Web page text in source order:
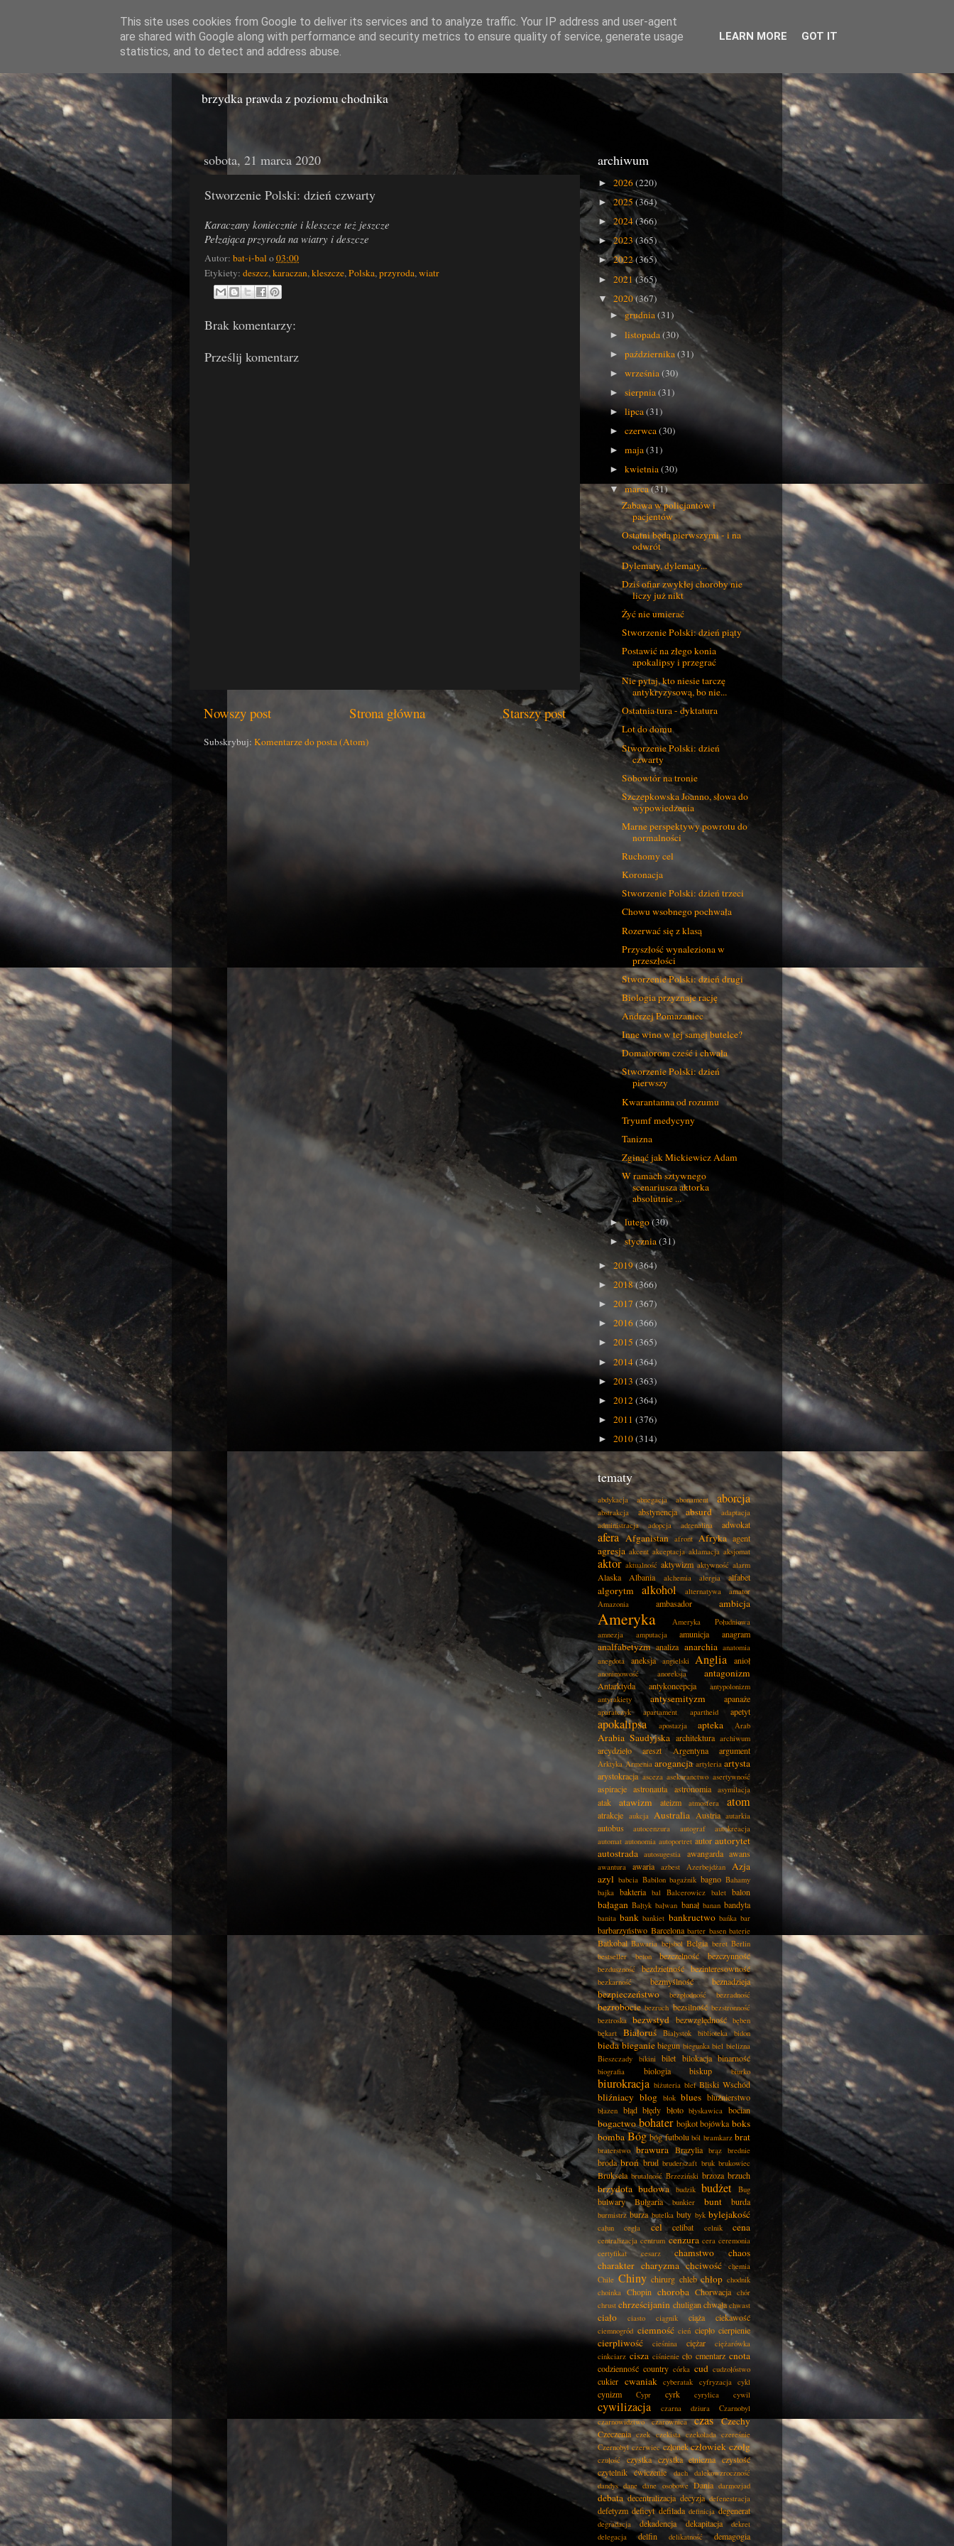
Miasto Gówna
brzydka prawda z poziomu chodnika
sobota, 21 marca 2020
Stworzenie Polski: dzień czwarty
Karaczany koniecznie i kleszcze też jeszcze
Pełzająca przyroda na wiatry i deszcze
Autor: bat-i-bal o03:00
Etykiety: deszcz, karaczan, kleszcze, Polska, przyroda, wiatr
Brak komentarzy:
Prześlij komentarz
Nowszy post Starszy post
Strona główna
Subskrybuj: Komentarze do posta (Atom)
archiwum
► 2026(220)
►2025(364)
► 2024(366)
►2023(365)
►2022(365)
► 2021(365)
▼ 2020(367)
► grudnia(31)
►listopada(30)
►października(31)
►września(30)
►sierpnia(31)
►lipca(31)
►czerwca(30)
►maja(31)
►kwietnia(30)
▼marca(31)
Zabawa w policjantów i
pacjentów
Ostatni będą pierwszymi - i na
odwrót
Dylematy, dylematy...
Dziś ofiar zwykłej choroby nie
liczy już nikt
Żyć nie umierać
Stworzenie Polski: dzień piąty
Postawić na złego konia
apokalipsy i przegrać
Nie pytaj, kto niesie tarczę
antykryzysową, bo nie...
Ostatnia tura - dyktatura
Lot do domu
Stworzenie Polski: dzień
czwarty
Sobowtór na tronie
Szczepkowska Joanno, słowa do
wypowiedzenia
Marne perspektywy powrotu do
normalności
Ruchomy cel
Koronacja
Stworzenie Polski: dzień trzeci
Chowu wsobnego pochwała
Rozerwać się z klasą
Przyszłość wynaleziona w
przeszłości
Stworzenie Polski: dzień drugi
Biologia przyznaje rację
Andrzej Pomazaniec
Inne wino w tej samej butelce?
Domatorom cześć i chwała
Stworzenie Polski: dzień
pierwszy
Kwarantanna od rozumu
Tryumf medycyny
Tanizna
Zginąć jak Mickiewicz Adam
W ramach sztywnego
scenariusza aktorka
absolutnie ...
►lutego(30)
►stycznia(31)
► 2019(364)
► 2018(366)
► 2017 (367)
► 2016(366)
► 2015 (365)
► 2014(364)
► 2013 (363)
► 2012(364)
► 2011 (376)
► 2010(314)
tematy
abdykacja abnegacja abonament aborcja
abstrakcja abstynencja absurd
adaptacja
administracja
adopcja adrenalina adwokat
afera Afganistan afront Afryka agent
agresja akcent akceptacja aklamacja aksjomat
aktor aktualność aktywizm aktywność alarm
Alaska Albania alchemia alergia alfabet
algorytm alkohol alternatywa
amator
Amazonia
ambasador ambicja
Ameryka
Ameryka Południowa
amnezja
amputacja amunicja anagram
analfabetyzm analiza anarchia anatomia
anegdota
aneksja angielski Anglia anioł
anonimowość anoreksja antagonizm
Antarktyda antykoncepcja
antypolonizm
antyrakiety
antysemityzm apanaże
aparatczyk apartament apartheid apetyt
apokalipsa apostazja apteka Arab
Arabia Saudyjska architektura archiwum
arcydzieło areszt Argentyna argument
Arktyka Armenia arogancja artyleria artysta
arystokracja asceza asekuranctwo asertywność
aspiracje astronauta astronomia asymilacja
atak atawizm ateizm atmosfera atom
atrakcje aukcja Australia Austria autarkia
autobus autocenzura autograf
autokreacja
automat autonomia autoportret autor autorytet
autostrada autosugestia awangarda awans
awantura awaria azbest Azerbejdżan
Azja
azyl babcia Babilon bagażnik bagno Bahamy
bajka bakteria bal Balcerowicz balet balon
bałagan Bałtyk bałwan banał banan bandyta
banita bank bankiet bankructwo bańka bar
barbarzyństwo Barcelona barter basen baterie
Batkobal Bawaria bejsbol Belgia beret Berlin
bestseller
beton bezczelność bezczynność
bezduszność bezdzietność bezinteresowność
bezkarność bezmyślność beznadzieja
bezpieczeństwo bezpłodność bezradność
bezrobocie bezruch bezsilność bezstronność
beztroska bezwstyd bezwzględność bęben
bękart
Białoruś Białystok biblioteka bidon
bieda bieganie biegun biegunka biel bielizna
Bieszczady
bikini bilet bilokacja binarność
biografia biologia biskup biurko
biurokracja biżuteria blef Bliski Wschód
bliźniacy blog blok blues bluźnierstwo
błazen błąd błędy błoto błyskawica bocian
bogactwo bohater bojkot bojówka boks
bomba Bóg bóg futbolu ból bramkarz brat
braterstwo brawura Brazylia brąz brednie
broda broń brud bruderszaft bruk brukowiec
Bruksela brutalność Brzeziński brzoza brzuch
brzydota budowa budzik budżet Bug
bulwary Bułgaria bunkier bunt burda
burmistrz burza butelka buty byk bylejakość
całun cegła cel celibat celnik cena
centralizacja centrum cenzura cera ceremonia
certyfikat
cesarz chamstwo
chaos
charakter charyzma chciwość
chemia
Chile Chiny chirurg chleb chłop chodnik
choinka Chopin choroba Chorwacja chór
chrust chrześcijanin chuligan chwała chwast
ciało ciasto ciągnik ciąża ciekawość
ciemnogród ciemność cień ciepło cierpienie
cierpliwość cieśnina ciężar
ciężarówka
cinkciarz cisza ciśnienie cło cmentarz cnota
codzienność country córka cud cudzołóstwo
cukier cwaniak cyberatak cyfryzacja cykl
cynizm Cypr cyrk cyrylica cywil
cywilizacja czarna dziura
Czarnobyl
czarnowidztwo
czarownica czas Czechy
Czeczenia czek czekista czekolada czereśnie
Czernobyl czerwiec członek człowiek czołg
czułość czystka czystka etniczna czystość
czytelnik ćwiczenie dach
dalekowzroczność
dandys dane dane osobowe Dania darmozjad
debata decentralizacja decyzja defenestracja
defetyzm deficyt defilada definicja degenerat
degradacja dekadencja dekapitacja
dekret
delegacja
delfin delikatność
demagogia
This site uses cookies from Google to deliver its services and to analyze traffic. Your IP address and user-agent
are shared with Google along with performance and security metrics to ensure quality of service, generate usage
statistics, and to detect and address abuse.
LEARN MORE GOT IT